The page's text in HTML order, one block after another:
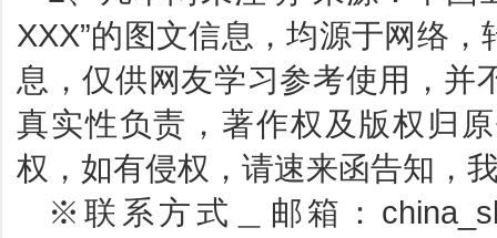
XXX”的图文信息，均源于网络
息，仅供网友学习参考使用，并
真实性负责，著作权及版权归
权，如有侵权，请速来函告知，
※联系方式＿邮箱：